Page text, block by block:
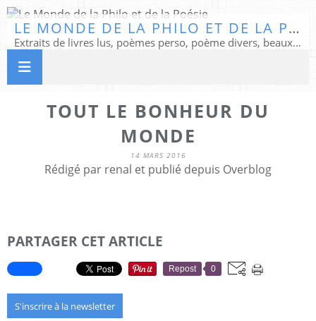
LE MONDE DE LA PHILO ET DE LA POÉSIE
Extraits de livres lus, poèmes perso, poème divers, beaux textes...
TOUT LE BONHEUR DU
MONDE
14 MARS 2016
Rédigé par renal et publié depuis Overblog
PARTAGER CET ARTICLE
Repost 0
S'inscrire à la newsletter